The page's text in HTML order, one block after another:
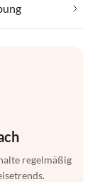
regelmäßig